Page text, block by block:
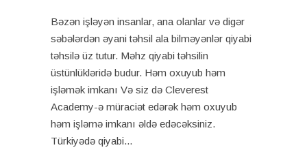
Bəzən işləyən insanlar, ana olanlar və digər
səbələrdən əyani təhsil ala bilməyənlər qiyabi
təhsilə üz tutur. Məhz qiyabi təhsilin
üstünlükləridə budur. Həm oxuyub həm
işləmək imkanı Və siz də Cleverest
Academy-ə müraciət edərək həm oxuyub
həm işləmə imkanı əldə edəcəksiniz.
Türkiyədə qiyabi